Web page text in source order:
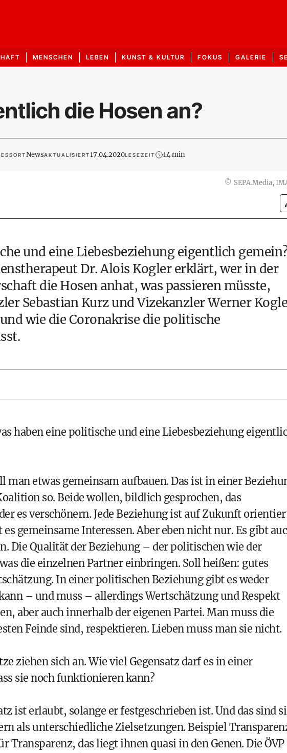
MENSCHEN LEBEN KUNST & KULTUR FOKUS GALERIE
die Hosen an?
NewsAKTUALISIERT17.04.2020LESEZEIT 14 min
© SEPA.Media,
und eine Liebesbeziehung eigentlich
Dr. Alois Kogler erklärt, wer in der
die Hosen anhat, was passieren müsste,
Sebastian Kurzund VizekanzlerWerner
wie die Coronakrise die politische
haben eine politische und eine Liebesbeziehung
man etwas gemeinsam aufbauen. Das ist in einer
so. Beide wollen, bildlich gesprochen, das
es verschönern. Jede Beziehung ist auf Zukunft
gemeinsame Interessen. Aber eben nicht nur. Es gibt
Die Qualität der Beziehung – der politischen wie der
die einzelnen Partner einbringen. Soll heißen: gutes
In einer politischen Beziehung gibt es weder
– und muss – allerdings Wertschätzung und Respekt
aber auch innerhalb der eigenen Partei. Man muss die
Feinde sind, respektieren. Lieben muss man sie nicht.
ziehen sich an. Wie viel Gegensatz darf es in einer
sie noch funktionieren kann?
ist erlaubt, solange er festgeschrieben ist. Und das sind
als unterschiedliche Zielsetzungen. Beispiel
Transparenz, das liegt ihnen quasi in den Genen. Die ÖVP